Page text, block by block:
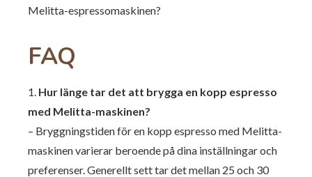
Melitta-espressomaskinen?
FAQ
1. Hur länge tar det att brygga en kopp espresso
med Melitta-maskinen?
– Bryggningstiden för en kopp espresso med Melitta-
maskinen varierar beroende på dina inställningar och
preferenser. Generellt sett tar det mellan 25 och 30